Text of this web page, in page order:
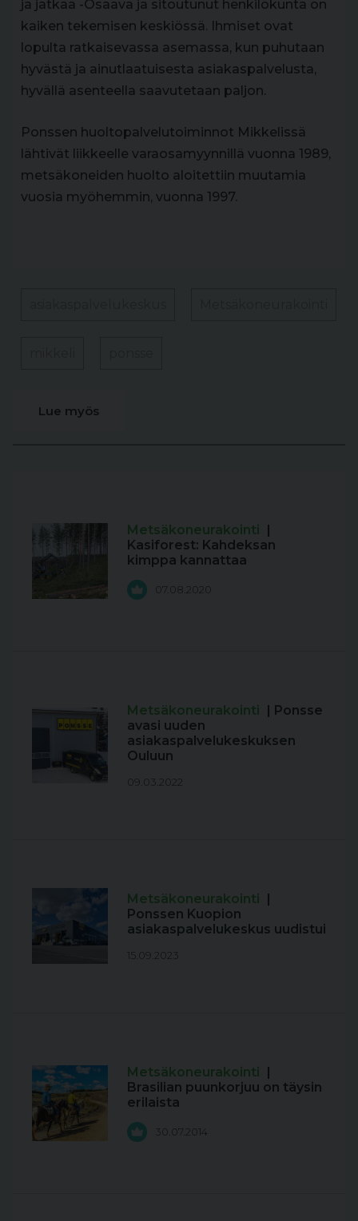
ja jatkaa -Osaava ja sitoutunut henkilökunta on
kaiken tekemisen keskiössä. Ihmiset ovat
lopulta ratkaisevassa asemassa, kun puhutaan
hyvästä ja ainutlaatuisesta asiakaspalvelusta,
hyvällä asenteella saavutetaan paljon.
Ponssen huoltopalvelutoiminnot Mikkelissä
lähtivät liikkeelle varaosamyynnillä vuonna 1989,
metsäkoneiden huolto aloitettiin muutamia
vuosia myöhemmin, vuonna 1997.
Lue myös
Metsäkoneurakointi |
Kasiforest: Kahdeksan
kimppa kannattaa
07.08.2020
Metsäkoneurakointi | Ponsse
avasi uuden
asiakaspalvelukeskuksen
Ouluun
09.03.2022
Metsäkoneurakointi |
Ponssen Kuopion
asiakaspalvelukeskus uudistui
15.09.2023
Metsäkoneurakointi |
Brasilian puunkorjuu on täysin
erilaista
30.07.2014